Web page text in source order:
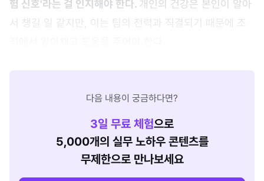
험 신호'라는 걸 인지해야 한다. 개인의 건강은 본인이 알아
서 챙길 일 같지만, 이는 팀의 전력과 직결되기 때문에 조
다음 내용이 궁금하다면?
3일 무료 체험으로
5,000개의 실무 노하우 콘텐츠를
무제한으로 만나보세요